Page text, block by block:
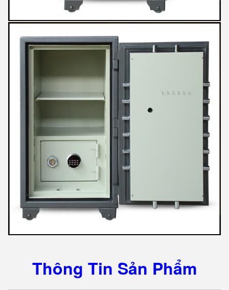
Thông Tin Sản Phẩm